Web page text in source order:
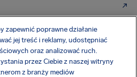
zapewnić poprawne działanie
jej treść i reklamy, udostępniać
oraz analizować ruch.
przez Ciebie z naszej witryny
z branży mediów